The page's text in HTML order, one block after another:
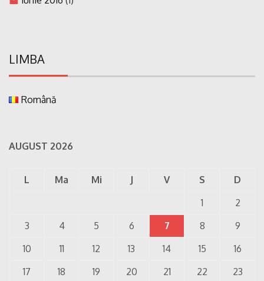
LIMBA
Română
AUGUST 2026
L Ma Mi J V S
D
1
2
3
4 5 6 7 8
9
10
11 12 13 14 15
16
17
18 19 20 21 22 23